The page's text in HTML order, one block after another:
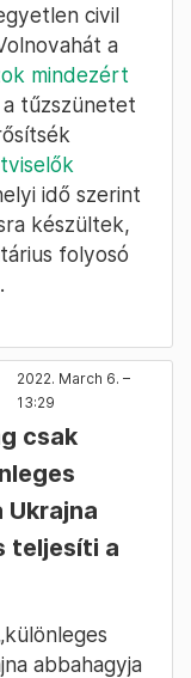
civil
a
mindezért
tűzszünetet
idő szerint
készültek,
folyosó
2022. March 6. –
13:29
csak
Ukrajna
teljesíti a
abbahagyja